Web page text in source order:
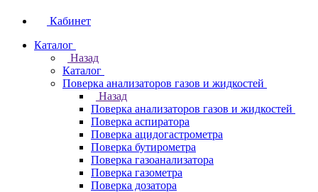
Кабинет
Каталог
Назад
Каталог
Поверка анализаторов газов и жидкостей
Назад
Поверка анализаторов газов и жидкостей
Поверка аспиратора
Поверка ацидогастрометра
Поверка бутирометра
Поверка газоанализатора
Поверка газометра
Поверка дозатора